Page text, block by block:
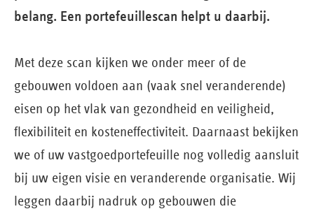
belang. Een portefeuillescan helpt u daarbij.
Met deze scan kijken we onder meer of de
gebouwen voldoen aan (vaak snel veranderende)
eisen op het vlak van gezondheid en veiligheid,
flexibiliteit en kosteneffectiviteit. Daarnaast bekijken
we of uw vastgoedportefeuille nog volledig aansluit
bij uw eigen visie en veranderende organisatie. Wij
leggen daarbij nadruk op gebouwen die